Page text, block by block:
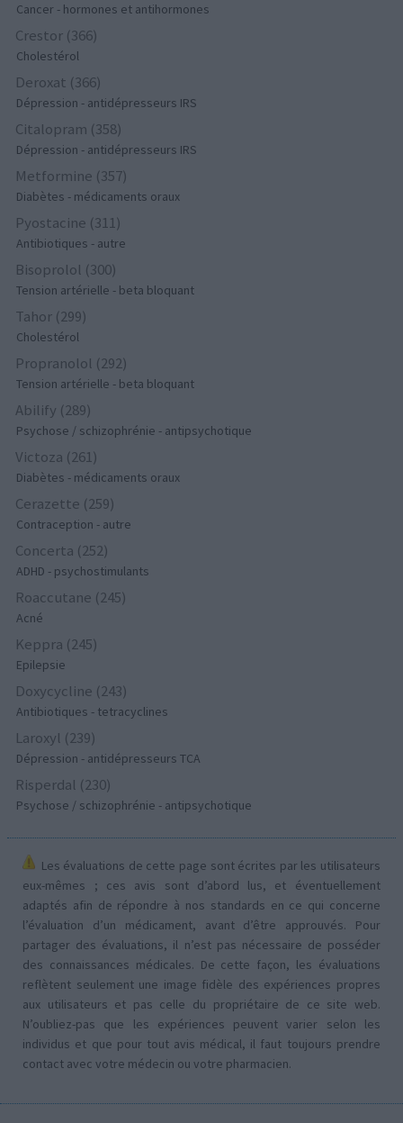
Cancer - hormones et antihormones
Crestor (366)
Cholestérol
Deroxat (366)
Dépression - antidépresseurs IRS
Citalopram (358)
Dépression - antidépresseurs IRS
Metformine (357)
Diabètes - médicaments oraux
Pyostacine (311)
Antibiotiques - autre
Bisoprolol (300)
Tension artérielle - beta bloquant
Tahor (299)
Cholestérol
Propranolol (292)
Tension artérielle - beta bloquant
Abilify (289)
Psychose / schizophrénie - antipsychotique
Victoza (261)
Diabètes - médicaments oraux
Cerazette (259)
Contraception - autre
Concerta (252)
ADHD - psychostimulants
Roaccutane (245)
Acné
Keppra (245)
Epilepsie
Doxycycline (243)
Antibiotiques - tetracyclines
Laroxyl (239)
Dépression - antidépresseurs TCA
Risperdal (230)
Psychose / schizophrénie - antipsychotique
Les évaluations de cette page sont écrites par les utilisateurs
eux-mêmes ; ces avis sont d’abord lus, et éventuellement
adaptés afin de répondre à nos standards en ce qui concerne
l’évaluation d’un médicament, avant d’être approuvés. Pour
partager des évaluations, il n’est pas nécessaire de posséder
des connaissances médicales. De cette façon, les évaluations
reflètent seulement une image fidèle des expériences propres
aux utilisateurs et pas celle du propriétaire de ce site web.
N’oubliez-pas que les expériences peuvent varier selon les
individus et que pour tout avis médical, il faut toujours prendre
contact avec votre médecin ou votre pharmacien.